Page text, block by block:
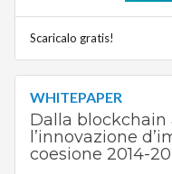
Scaricalo gratis!
WHITEPAPER
Dalla blockchain
l’innovazione
coesione 2014-